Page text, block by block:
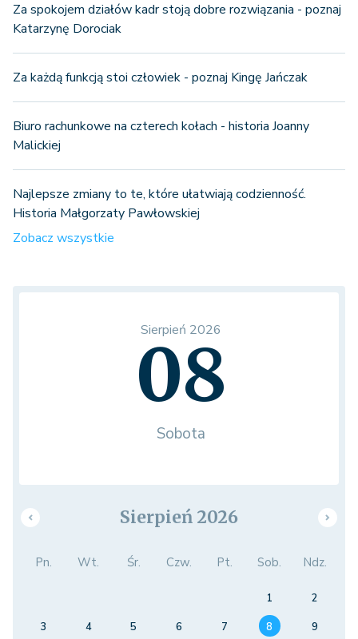
Za spokojem działów kadr stoją dobre rozwiązania - poznaj
Katarzynę Dorociak
Za każdą funkcją stoi człowiek - poznaj Kingę Jańczak
Biuro rachunkowe na czterech kołach - historia Joanny
Malickiej
Najlepsze zmiany to te, które ułatwiają codzienność.
Historia Małgorzaty Pawłowskiej
Zobacz wszystkie
Sierpień 2026
08
Sobota
Sierpień 2026
Pn. Wt. Śr. Czw. Pt. Sob. Ndz.
1
2
3
4 5 6 7 8
9